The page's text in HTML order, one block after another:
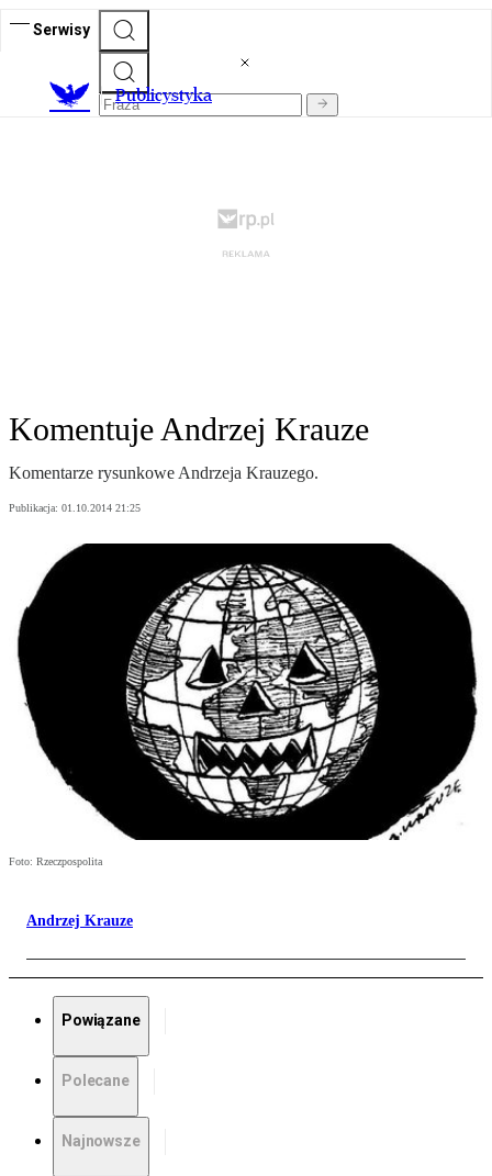
Serwisy
Publicystyka
Komentuje Andrzej Krauze
Komentarze rysunkowe Andrzeja Krauzego.
Publikacja: 01.10.2014 21:25
Foto: Rzeczpospolita
Andrzej Krauze
Powiązane
Polecane
Najnowsze